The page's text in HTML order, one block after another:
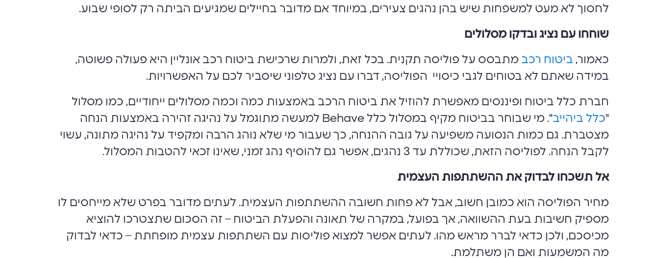
לחסוך לא מעט למשפחות שיש בהן נהגים צעירים, במיוחד אם מדובר בחיילים שמגיעים הביתה רק לסופי שבוע.
שוחחו עם נציג ובדקו מסלולים
כאמור, ביטוח רכב מתבסס על פוליסה תקנית. בכל זאת, ולמרות שרכישת ביטוח רכב אונליין היא פעולה פשוטה,
במידה שאתם לא בטוחים לגבי כיסויי הפוליסה, דברו עם נציג טלפוני שיסביר לכם על האפשרויות.
חברת כלל ביטוח ופיננסים מאפשרת להוזיל את ביטוח הרכב באמצעות כמה וכמה מסלולים ייחודיים, כמו מסלול
"כלל ביהייב
". מי שבוחר בביטוח מקיף במסלול כלל Behave למעשה מתוגמל על נהיגה זהירה באמצעות הנחה
מצטברת. גם כמות הנסועה משפיעה על גובה ההנחה, כך שעבור מי שלא נוהג הרבה ומקפיד על נהיגה מתונה, עשוי
לקבל הנחה. לפוליסה הזאת, שכוללת עד 3 נהגים, אפשר גם להוסיף נהג זמני, שאינו זכאי להטבות המסלול.
אל תשכחו לבדוק את ההשתתפות העצמית
מחיר הפוליסה הוא כמובן חשוב, אבל לא פחות חשובה ההשתתפות העצמית. לעתים מדובר בפרט שלא מייחסים לו
מספיק חשיבות בעת ההשוואה, אך בפועל, במקרה של תאונה והפעלת הביטוח – זה הסכום שתצטרכו להוציא
מכיסכם, ולכן כדאי לברר מראש מהו. לעתים אפשר למצוא פוליסות עם השתתפות עצמית מופחתת – כדאי לבדוק
מה המשמעות ואם הן משתלמת.